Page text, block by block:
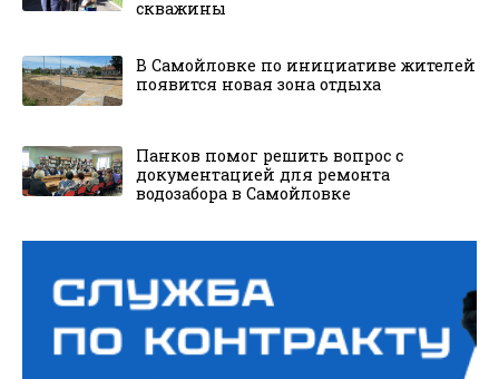
скважины
В Самойловке по инициативе жителей
появится новая зона отдыха
Панков помог решить вопрос с
документацией для ремонта
водозабора в Самойловке